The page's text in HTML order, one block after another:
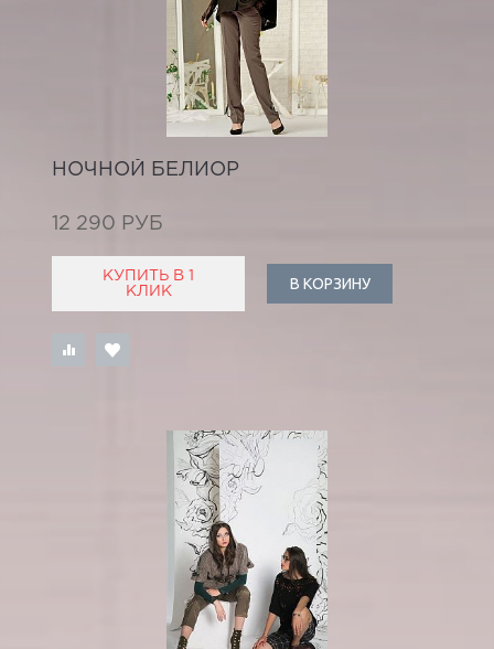
НОЧНОЙ БЕЛИОР
12 290 РУБ
КУПИТЬ В 1
КЛИК
В КОРЗИНУ